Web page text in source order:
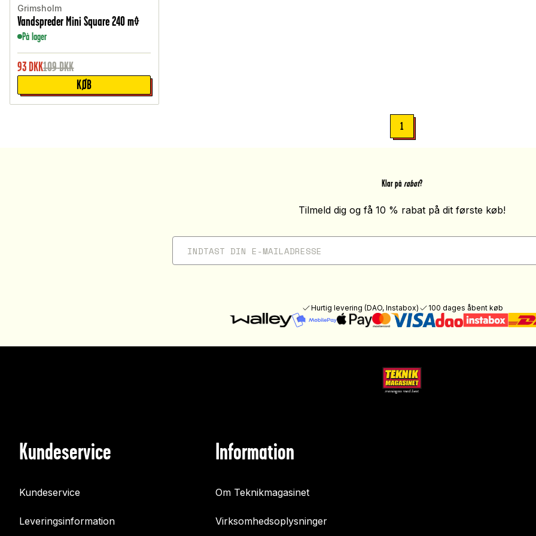
Grimsholm
Vandspreder Mini Square 240 m²
På lager
93 DKK109DKK
KØB
1
Klar på rabat?
Tilmeld dig og få 10 % rabat på dit første køb!
Hurtig levering (DAO, Instabox) 100 dages åbent køb
Kundeservice
Kundeservice
Leveringsinformation
Information
Om Teknikmagasinet
Virksomhedsoplysninger